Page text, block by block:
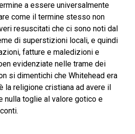
a essere universalmente
come il termine stesso non
resuscitati che ci sono noti dal
di superstizioni locali, e quindi
fatture e maledizioni e
evidenziate nelle trame dei
si dimentichi che Whitehead era
la religione cristiana ad avere il
nulla toglie al valore gotico e